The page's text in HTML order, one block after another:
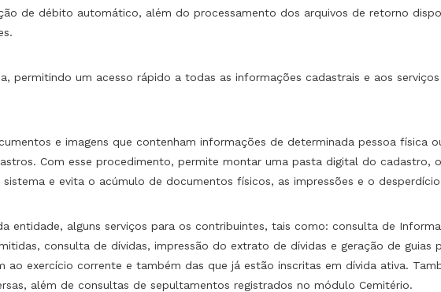
de débito automático, além do processamento dos arquivos de retorno
permitindo um acesso rápido a todas as informações cadastrais e aos
e imagens que contenham informações de determinada pessoa física
Com esse procedimento, permite montar uma pasta digital do cadastro,
e evita o acúmulo de documentos físicos, as impressões e o
entidade, alguns serviços para os contribuintes, tais como: consulta de
consulta de dívidas, impressão do extrato de dívidas e geração de guias
ao exercício corrente e também das que já estão inscritas em dívida ativa.
além de consultas de sepultamentos registrados no módulo Cemitério.